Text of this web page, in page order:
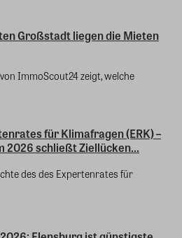
Großstadt liegen die Mieten
ImmoScout24 zeigt, welche
für Klimafragen (ERK) –
2026 schließt Ziellücken...
des des Expertenrates für